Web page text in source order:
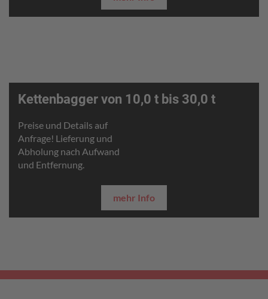
Kettenbagger von 10,0 t bis 30,0 t
Preise und Details auf
Anfrage! Lieferung und
Abholung nach Aufwand
und Entfernung.
mehr Info